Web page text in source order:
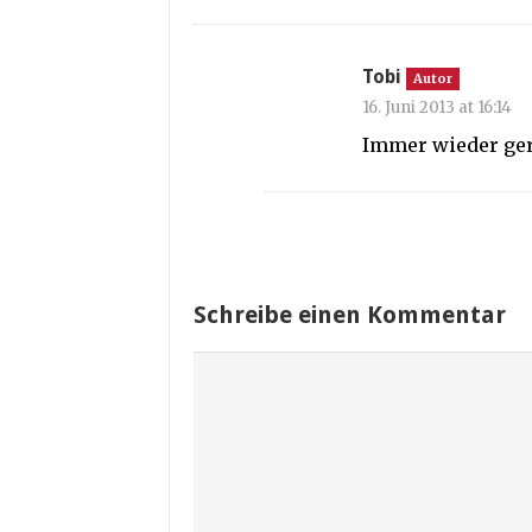
Tobi Autor
16. Juni 2013 at 16:14
Immer wieder
Schreibe einen Kommentar